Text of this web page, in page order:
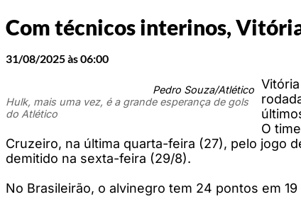
Com técnicos interinos,
31/08/2025 às 06:00
Pedro Souza/Atlético
Hulk, mais uma vez, é a grande esperança de gols
do Atlético
O
Cruzeiro, na última quarta-feira (27), pelo jogo
demitido na sexta-feira (29/8).
No Brasileirão, o alvinegro tem 24 pontos em